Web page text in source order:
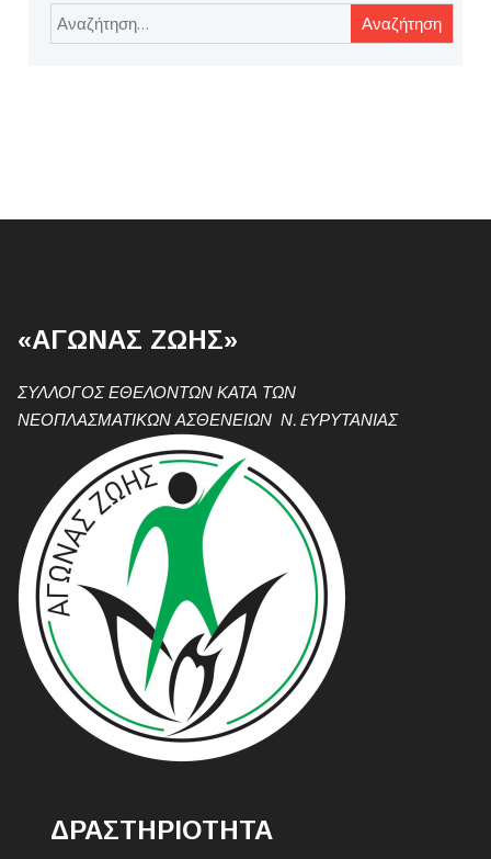
Αναζήτηση
για:
«ΑΓΩΝΑΣ ΖΩΗΣ»
ΣΥΛΛΟΓΟΣ ΕΘΕΛΟΝΤΩΝ ΚΑΤΑ ΤΩΝ
ΝΕΟΠΛΑΣΜΑΤΙΚΩΝ ΑΣΘΕΝΕΙΩΝ Ν. EΥΡΥΤΑΝΙΑΣ
ΔΡΑΣΤΗΡΙΟΤΗΤΑ